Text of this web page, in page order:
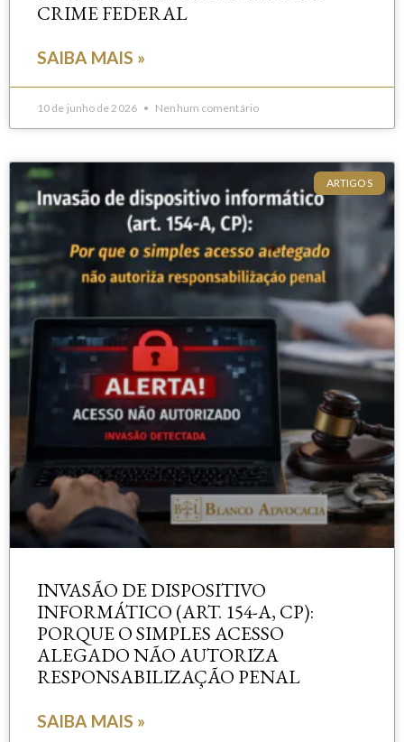
CRIME FEDERAL
SAIBA MAIS »
10 de junho de 2026 Nenhum comentário
ARTIGOS
INVASÃO DE DISPOSITIVO
INFORMÁTICO (ART. 154-A, CP):
PORQUE O SIMPLES ACESSO
ALEGADO NÃO AUTORIZA
RESPONSABILIZAÇÃO PENAL
SAIBA MAIS »